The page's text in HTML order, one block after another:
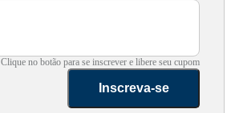
Clique no botão para se inscrever e libere seu cupom
Inscreva-se